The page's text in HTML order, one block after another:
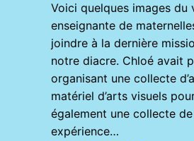
Voici quelques images
enseignante de
joindre à la dernière
notre diacre. Chloé avait
organisant une collecte
matériel d’arts visuels
également une collecte
expérience…